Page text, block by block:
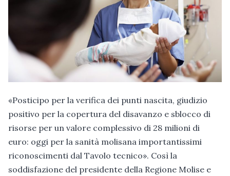
«Posticipo per la verifica dei punti nascita, giudizio
positivo per la copertura del disavanzo e sblocco di
risorse per un valore complessivo di 28 milioni di
euro: oggi per la sanità molisana importantissimi
riconoscimenti dal Tavolo tecnico». Così la
soddisfazione del presidente della Regione Molise e